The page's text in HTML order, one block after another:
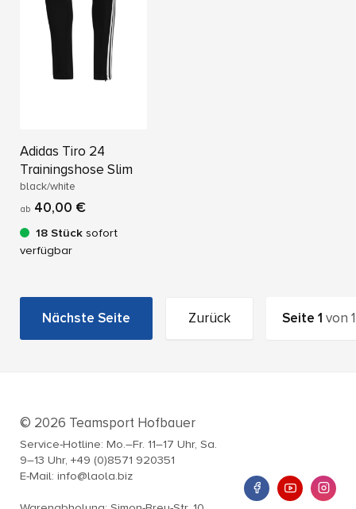
Adidas Tiro 24
Trainingshose Slim
black/white
ab 40,00 €
18 Stück sofort
verfügbar
Nächste Seite Zurück Seite1 von1
© 2026 Teamsport Hofbauer
Service-Hotline: Mo.–Fr. 11–17 Uhr, Sa.
9–13 Uhr, +49 (0)8571 920351
E-Mail: info@laola.biz